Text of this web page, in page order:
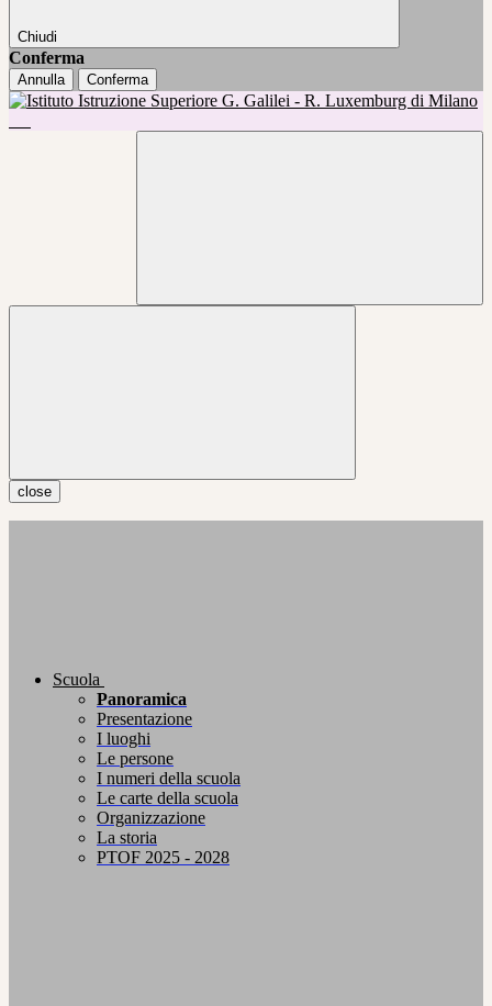
Chiudi
Conferma
Annulla Conferma
close
Scuola
Panoramica
Presentazione
I luoghi
Le persone
I numeri della scuola
Le carte della scuola
Organizzazione
La storia
PTOF 2025 - 2028